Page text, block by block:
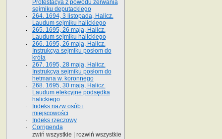
Protestacya z powodu zerwania
sejmiku deputackiego
264. 1694, 3 listopada, Halicz.
Laudum sejmiku halickiego
265. 1695, 26 maja, Halicz.
Laudum sejmiku halickiego
266. 1695, 26 maja, Halicz.
Instrukcya sejmiku posłom do
króla
267. 1695, 28 maja, Halicz.
Instrukcya sejmiku posłom do
hetmana w. koronnego
268. 1695, 30 maja, Halicz.
Laudum elekcyjne podsędka
halickiego
Indeks nazw osób i
miejscowości
Indeks rzeczowy
Corrigenda
zwiń wszystkie
rozwiń wszystkie